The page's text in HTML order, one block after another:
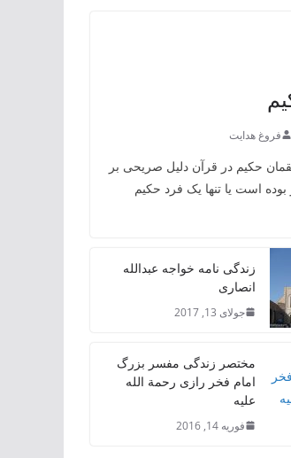
فروغ هدایت
7925لقمان حکیم در قرآن دلیل صریحی بر
بوده است یا تنها یک فرد حکیم
زندگی نامه خواجه عبدالله
انصاری
جولای 13, 2017
مختصر زندگی مفسر بزرگ
امام فخر رازی رحمة الله
علیه
فوریه 14, 2016